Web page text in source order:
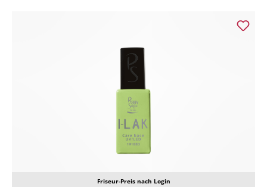
Friseur-Preis nach Login